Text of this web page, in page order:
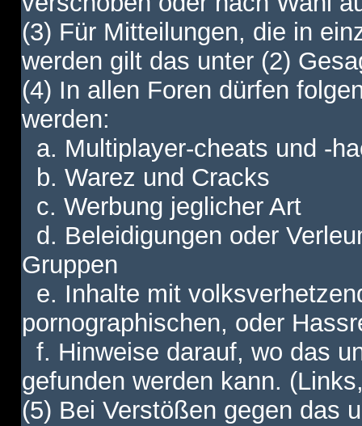
(3) Für Mitteilungen, die in
werden gilt das unter (2)
(4) In allen Foren dürfen
werden:
a. Multiplayer-cheats und -
b. Warez und Cracks
c. Werbung jeglicher Art
d. Beleidigungen oder
Gruppen
e. Inhalte mit
pornographischen, oder
f. Hinweise darauf, wo das
gefunden werden kann.
(5) Bei Verstößen gegen das